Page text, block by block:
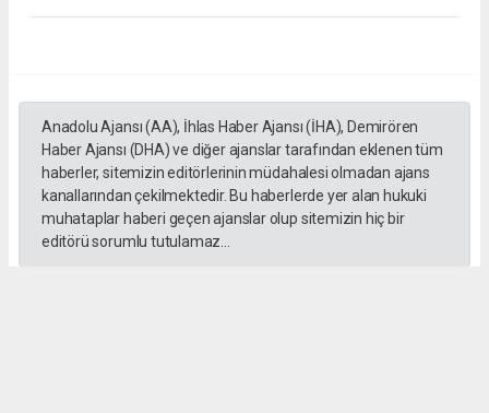
Anadolu Ajansı (AA), İhlas Haber Ajansı (İHA), Demirören
Haber Ajansı (DHA) ve diğer ajanslar tarafından eklenen tüm
haberler, sitemizin editörlerinin müdahalesi olmadan ajans
kanallarından çekilmektedir. Bu haberlerde yer alan hukuki
muhataplar haberi geçen ajanslar olup sitemizin hiç bir
editörü sorumlu tutulamaz...